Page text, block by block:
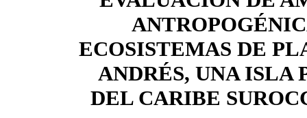
ECOSISTEMAS DE
ANDRÉS, UNA ISLA
DEL CARIBE